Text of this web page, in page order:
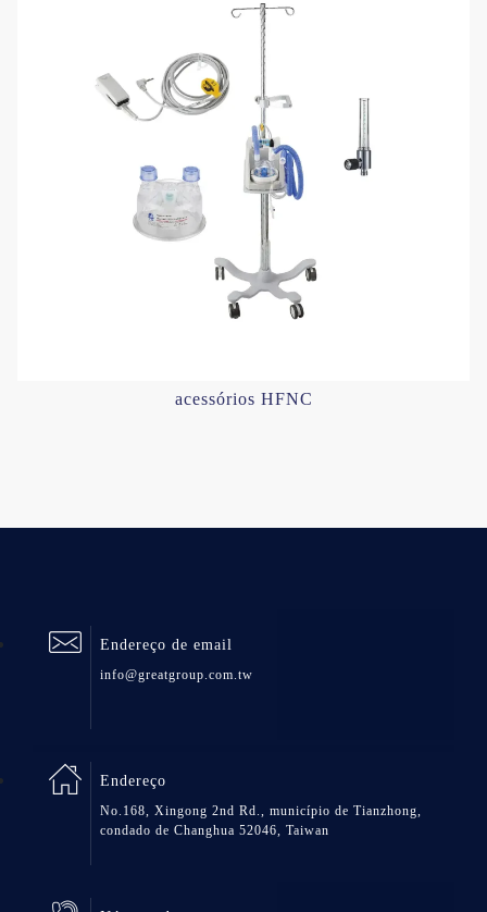
acessórios HFNC
Endereço de email
info@greatgroup.com.tw
Endereço
No.168, Xingong 2nd Rd., município de Tianzhong,
condado de Changhua 52046, Taiwan